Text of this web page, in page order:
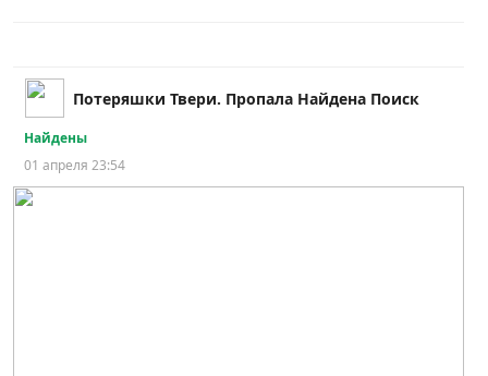
Потеряшки Твери. Пропала Найдена Поиск
Найдены
01 апреля 23:54